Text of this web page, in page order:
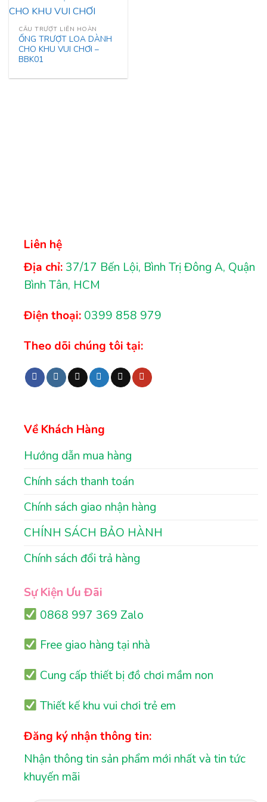
CẦU TRƯỢT LIÊN HOÀN
ỐNG TRƯỢT LOA DÀNH
CHO KHU VUI CHƠI –
BBK01
Liên hệ
Địa chỉ: 37/17 Bến Lội, Bình Trị Đông A, Quận
Bình Tân, HCM
Điện thoại: 0399 858 979
Theo dõi chúng tôi tại:
Về Khách Hàng
Hướng dẫn mua hàng
Chính sách thanh toán
Chính sách giao nhận hàng
CHÍNH SÁCH BẢO HÀNH
Chính sách đổi trả hàng
Sự Kiện Ưu Đãi
0868 997 369 Zalo
Free giao hàng tại nhà
Cung cấp thiết bị đồ chơi mầm non
Thiết kế khu vui chơi trẻ em
Đăng ký nhận thông tin:
Nhận thông tin sản phẩm mới nhất và tin tức
khuyến mãi